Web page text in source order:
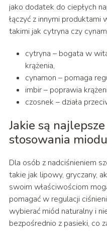
jako dodatek do ciepłych
łączyć z innymi produktami
takimi jak cytryna czy
cytryna – bogata w
krążenia,
cynamon – pomaga
imbir – poprawia
czosnek – działa
Jakie są
stosowania
Dla osób z nadciśnieniem
takie jak lipowy, gryczany,
swoim właściwościom
pomagać w regulacji
wybierać miód naturalny i
bezpośrednio z pasieki, co